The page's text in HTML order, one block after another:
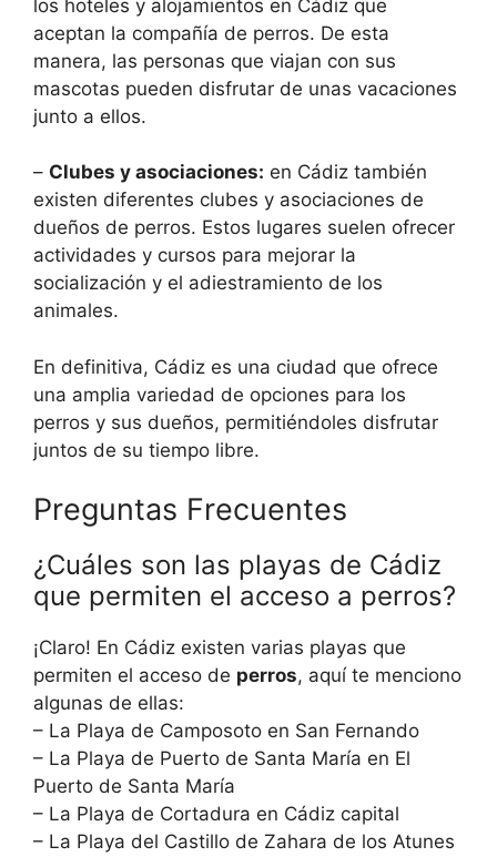
los hoteles y alojamientos en Cádiz que
aceptan la compañía de perros. De esta
manera, las personas que viajan con sus
mascotas pueden disfrutar de unas vacaciones
junto a ellos.
– Clubes y asociaciones: en Cádiz también
existen diferentes clubes y asociaciones de
dueños de perros. Estos lugares suelen ofrecer
actividades y cursos para mejorar la
socialización y el adiestramiento de los
animales.
En definitiva, Cádiz es una ciudad que ofrece
una amplia variedad de opciones para los
perros y sus dueños, permitiéndoles disfrutar
juntos de su tiempo libre.
Preguntas Frecuentes
¿Cuáles son las playas de Cádiz
que permiten el acceso a perros?
¡Claro! En Cádiz existen varias playas que
permiten el acceso de perros, aquí te menciono
algunas de ellas:
– La Playa de Camposoto en San Fernando
– La Playa de Puerto de Santa María en El
Puerto de Santa María
– La Playa de Cortadura en Cádiz capital
– La Playa del Castillo de Zahara de los Atunes